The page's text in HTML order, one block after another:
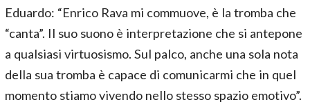
Eduardo: “Enrico Rava mi commuove, è la tromba che
“canta”. Il suo suono è interpretazione che si antepone
a qualsiasi virtuosismo. Sul palco, anche una sola nota
della sua tromba è capace di comunicarmi che in quel
momento stiamo vivendo nello stesso spazio emotivo”.